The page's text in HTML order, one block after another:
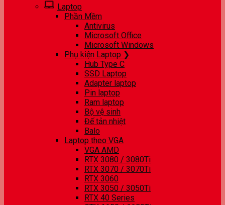
Laptop
Phần Mềm
Antivirus
Microsoft Office
Microsoft Windows
Phụ kiện Laptop ❯
Hub Type C
SSD Laptop
Adapter laptop
Pin laptop
Ram laptop
Bộ vệ sinh
Đế tản nhiệt
Balo
Laptop theo VGA
VGA AMD
RTX 3080 / 3080Ti
RTX 3070 / 3070Ti
RTX 3060
RTX 3050 / 3050Ti
RTX 40 Series